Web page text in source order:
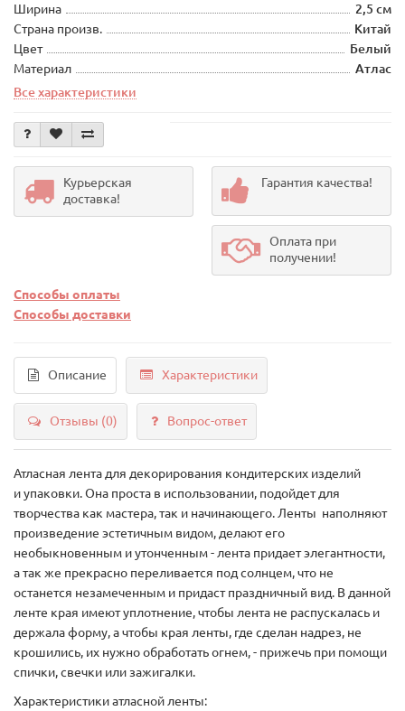
Ширина
2,5 см
Страна произв.
Китай
Цвет
Белый
Материал
Атлас
Все характеристики
Курьерская
доставка!
Гарантия качества!
Оплата при
получении!
Способы оплаты
Способы доставки
Описание Характеристики
Отзывы (0) Вопрос-ответ
Атласная лента для декорирования кондитерских изделий
и упаковки. Она проста в использовании, подойдет для
творчества как мастера, так и начинающего. Ленты наполняют
произведение эстетичным видом, делают его
необыкновенным и утонченным - лента придает элегантности,
а так же прекрасно переливается под солнцем, что не
останется незамеченным и придаст праздничный вид. В данной
ленте края имеют уплотнение, чтобы лента не распускалась и
держала форму, а чтобы края ленты, где сделан надрез, не
крошились, их нужно обработать огнем, - прижечь при помощи
спички, свечки или зажигалки.
Характеристики атласной ленты: